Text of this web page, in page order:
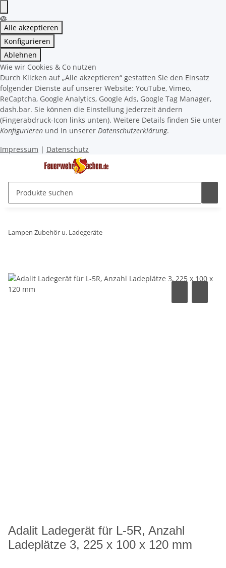
Alle akzeptieren
Konfigurieren
Ablehnen
Wie wir Cookies & Co nutzen
Durch Klicken auf „Alle akzeptieren“ gestatten Sie den Einsatz
folgender Dienste auf unserer Website: YouTube, Vimeo,
ReCaptcha, Google Analytics, Google Ads, Google Tag Manager,
dash.bar. Sie können die Einstellung jederzeit ändern
(Fingerabdruck-Icon links unten). Weitere Details finden Sie unter
Konfigurieren und in unserer Datenschutzerklärung.
Impressum | Datenschutz
Lampen Zubehör u. Ladegeräte
Adalit Ladegerät für L-5R, Anzahl
Ladeplätze 3, 225 x 100 x 120 mm